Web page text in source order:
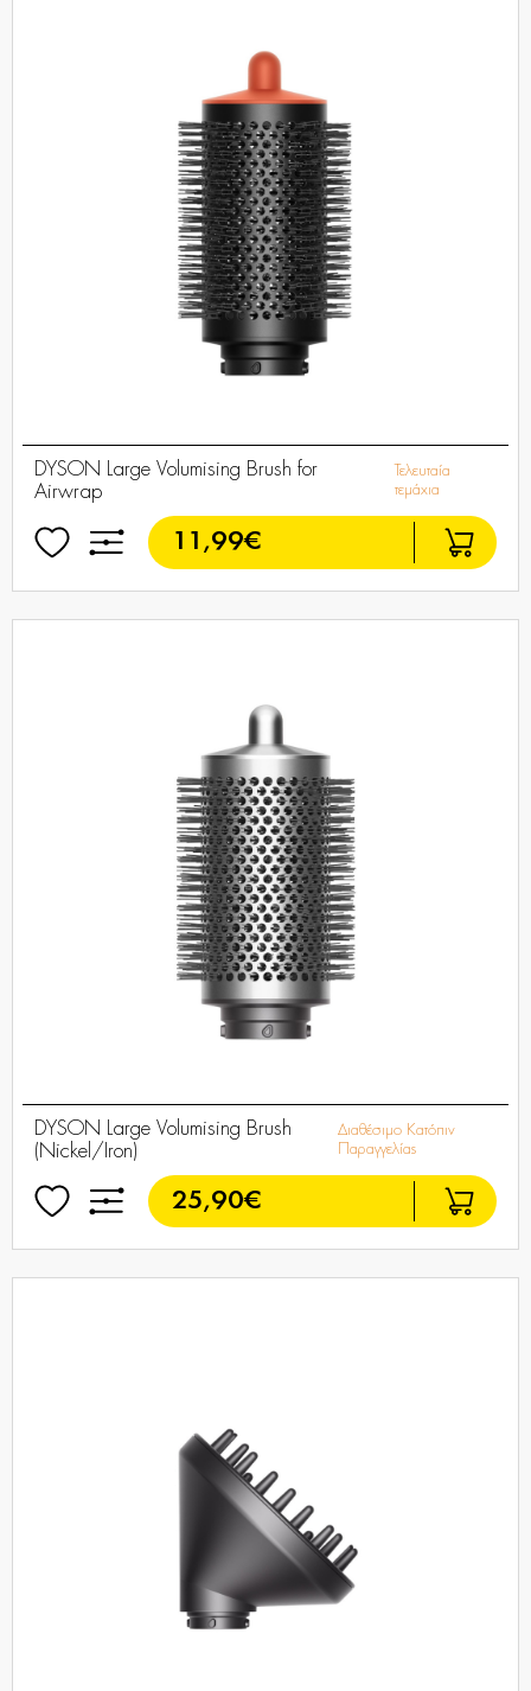
DYSON Large Volumising Brush for
Airwrap
Τελευταία
τεμάχια
11,99€
DYSON Large Volumising Brush
(Nickel/Iron)
Διαθέσιμο Κατόπιν
Παραγγελίας
25,90€